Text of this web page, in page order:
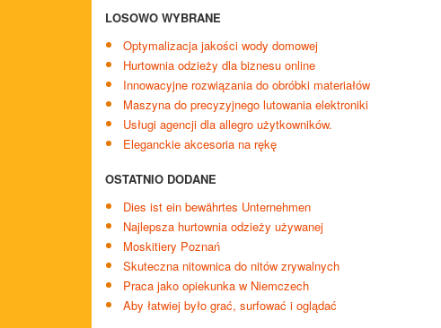
LOSOWO WYBRANE
Optymalizacja jakości wody domowej
Hurtownia odzieży dla biznesu online
Innowacyjne rozwiązania do obróbki materiałów
Maszyna do precyzyjnego lutowania elektroniki
Usługi agencji dla allegro użytkowników.
Eleganckie akcesoria na rękę
OSTATNIO DODANE
Dies ist ein bewährtes Unternehmen
Najlepsza hurtownia odzieży używanej
Moskitiery Poznań
Skuteczna nitownica do nitów zrywalnych
Praca jako opiekunka w Niemczech
Aby łatwiej było grać, surfować i oglądać